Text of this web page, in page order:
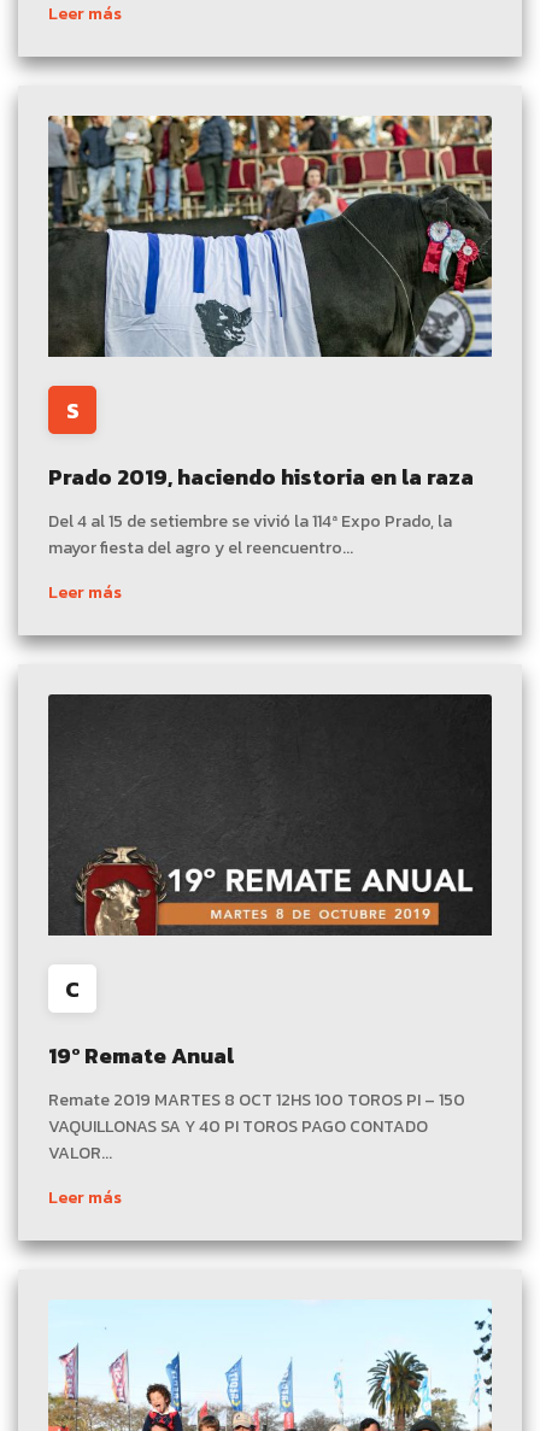
Leer más
S
Prado 2019, haciendo historia en la raza
Del 4 al 15 de setiembre se vivió la 114ª Expo Prado, la
mayor fiesta del agro y el reencuentro...
Leer más
C
19º Remate Anual
Remate 2019 MARTES 8 OCT 12HS 100 TOROS PI – 150
VAQUILLONAS SA Y 40 PI TOROS PAGO CONTADO
VALOR...
Leer más